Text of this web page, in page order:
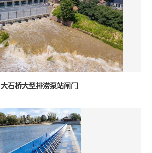
大石桥大型排涝泵站闸门